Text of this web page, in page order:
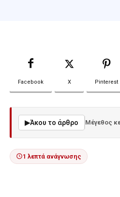
Facebook X Pinterest
▶Άκου το άρθρο Μέγεθος
1 λεπτά ανάγνωσης